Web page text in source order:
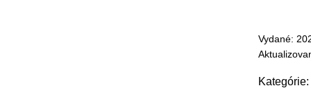
Vydané:
Kategórie: